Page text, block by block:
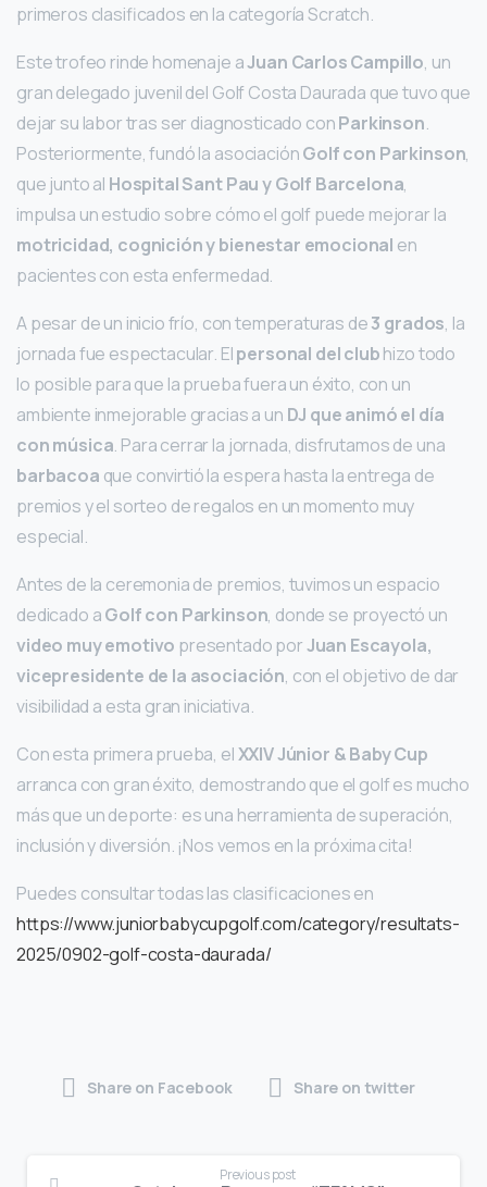
primeros clasificados en la categoría Scratch.
Este trofeo rinde homenaje aJuan Carlos Campillo, un
gran delegado juvenil del Golf Costa Daurada que tuvo que
dejar su labor tras ser diagnosticado conParkinson.
Posteriormente, fundó la asociaciónGolf con Parkinson,
que junto al Hospital Sant Pau y Golf Barcelona,
impulsa un estudio sobre cómo el golf puede mejorar la
motricidad, cognición y bienestar emocional en
pacientes con esta enfermedad.
A pesar de un inicio frío, con temperaturas de3 grados, la
jornada fue espectacular. Elpersonal del clubhizo todo
lo posible para que la prueba fuera un éxito, con un
ambiente inmejorable gracias a un DJ que animó el día
con música. Para cerrar la jornada, disfrutamos de una
barbacoa que convirtió la espera hasta la entrega de
premios y el sorteo de regalos en un momento muy
especial.
Antes de la ceremonia de premios, tuvimos un espacio
dedicado aGolf con Parkinson, donde se proyectó un
video muy emotivo presentado porJuan Escayola,
vicepresidente de la asociación, con el objetivo de dar
visibilidad a esta gran iniciativa.
Con esta primera prueba, elXXIV Júnior & Baby Cup
arranca con gran éxito, demostrando que el golf es mucho
más que un deporte: es una herramienta de superación,
inclusión y diversión. ¡Nos vemos en la próxima cita!
Puedes consultar todas las clasificaciones en
https://www.juniorbabycupgolf.com/category/resultats-
2025/0902-golf-costa-daurada/
Share on Facebook Share on twitter
Previous post